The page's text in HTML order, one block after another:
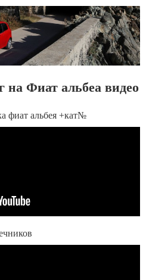
на Фиат альбеа видео
фиат альбея +кат№